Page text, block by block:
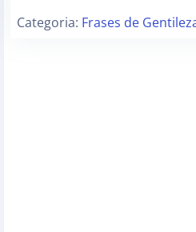
Categoria: Frases de